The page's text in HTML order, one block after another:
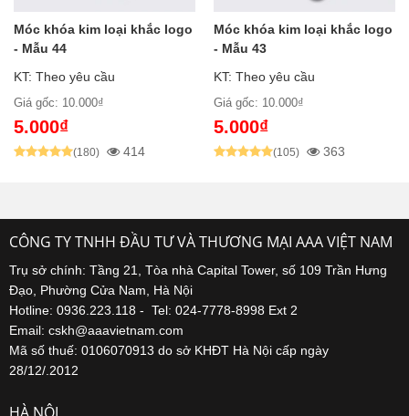
Móc khóa kim loại khắc logo
- Mẫu 44
KT: Theo yêu cầu
Giá gốc: 10.000₫
5.000₫
(180) 414
Móc khóa kim loại khắc logo
- Mẫu 43
KT: Theo yêu cầu
Giá gốc: 10.000₫
5.000₫
(105) 363
CÔNG TY TNHH ĐẦU TƯ VÀ THƯƠNG MẠI AAA VIỆT NAM
Trụ sở chính: Tầng 21, Tòa nhà Capital Tower, số 109 Trần Hưng
Đạo, Phường Cửa Nam, Hà Nội
Hotline: 0936.223.118 - Tel: 024-7778-8998 Ext 2
Email: cskh@aaavietnam.com
Mã số thuế: 0106070913 do sở KHĐT Hà Nội cấp ngày
28/12/.2012